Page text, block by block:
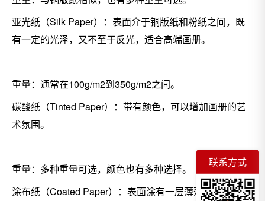
亚光纸（Silk Paper）：表面介于铜版纸和粉纸之间，既
有一定的光泽，又不至于反光，适合高端画册。
重量：通常在100g/m2到350g/m2之间。
碳酸纸（Tinted Paper）：带有颜色，可以增加画册的艺
术氛围。
重量：多种重量可选，颜色也有多种选择。
涂布纸（Coated Paper）：表面涂有一层薄薄的涂布，适
联系方式